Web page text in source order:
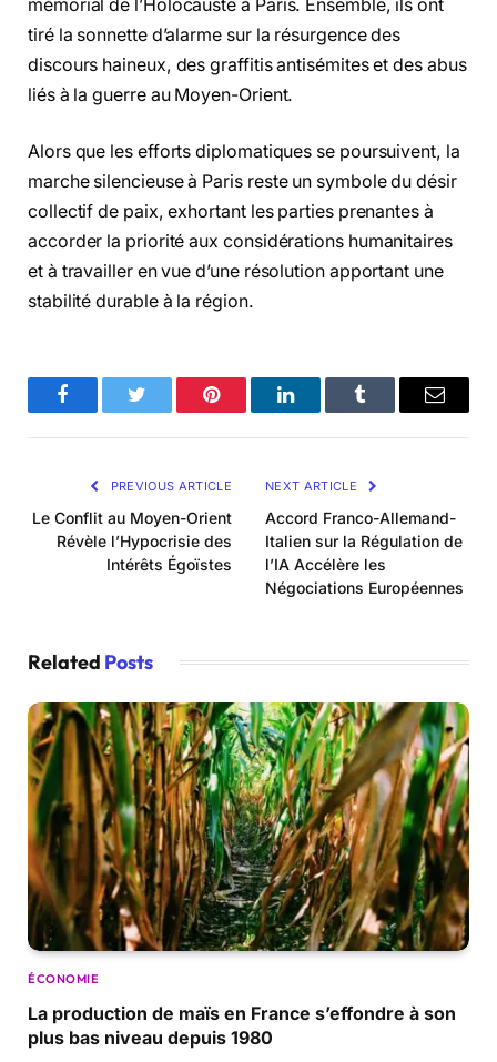
mémorial de l’Holocauste à Paris. Ensemble, ils ont
tiré la sonnette d’alarme sur la résurgence des
discours haineux, des graffitis antisémites et des abus
liés à la guerre au Moyen-Orient.
Alors que les efforts diplomatiques se poursuivent, la
marche silencieuse à Paris reste un symbole du désir
collectif de paix, exhortant les parties prenantes à
accorder la priorité aux considérations humanitaires
et à travailler en vue d’une résolution apportant une
stabilité durable à la région.
FacebookTwitter Pinterest LinkedInTumblr Email
PREVIOUS ARTICLE
Le Conflit au Moyen-Orient
Révèle l’Hypocrisie des
Intérêts Égoïstes
NEXT ARTICLE
Accord Franco-Allemand-
Italien sur la Régulation de
l’IA Accélère les
Négociations Européennes
Related Posts
ÉCONOMIE
La production de maïs en France s’effondre à son
plus bas niveau depuis 1980